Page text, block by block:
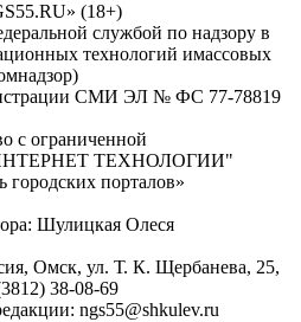
(18+)
службой по надзору в
технологий имассовых
СМИ ЭЛ № ФС 77-78819
с ограниченной
"ИНТЕРНЕТ ТЕХНОЛОГИИ"
порталов»
Шулицкая Олеся
Омск, ул. Т. К. Щербанева, 25,
38-08-69
ngs55@shkulev.ru